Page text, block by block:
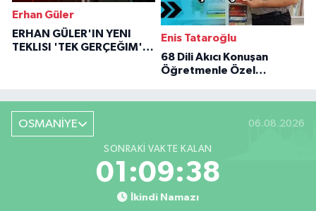
Erhan Güler
ERHAN GÜLER'IN YENI
TEKLISI 'TEK GERÇEĞIM'LE
Enis Tataroğlu
68 Dili Akıcı Konuşan
Öğretmenle Özel
OSMANİYE 06.08.2026
SONRAKI VAKTE KALAN
01:09:37
İkindi Namazı